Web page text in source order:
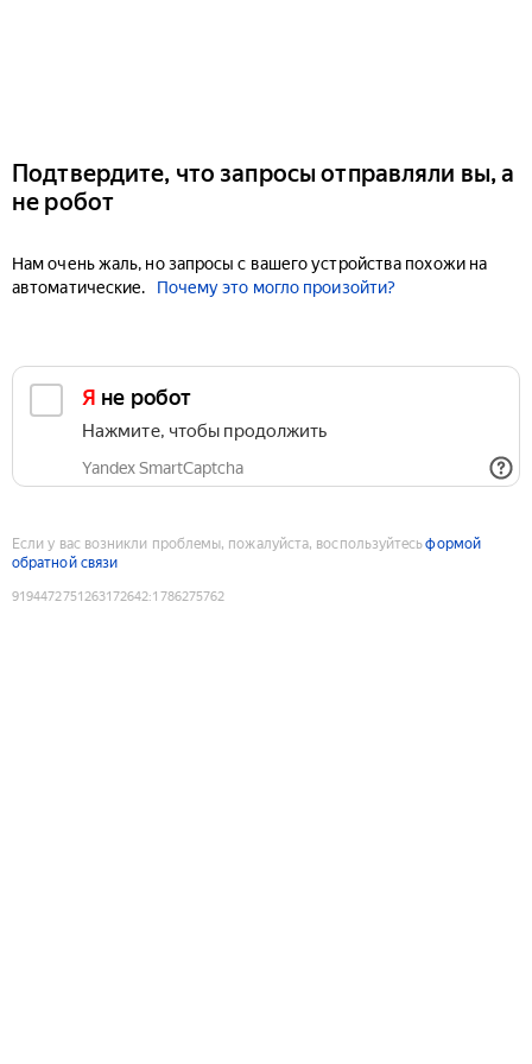
Подтвердите, что запросы отправляли вы, а
не робот
Нам очень жаль, но запросы с вашего устройства похожи на
автоматические.
Почему это могло произойти?
Я не робот
Нажмите, чтобы продолжить
Yandex SmartCaptcha
Если у вас возникли проблемы, пожалуйста, воспользуйтесьформой
обратной связи
9194472751263172642:1786275762